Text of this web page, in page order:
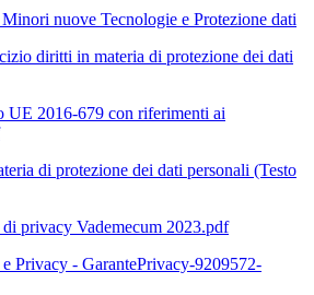
nuove Tecnologie e Protezione dati
diritti in materia di protezione dei dati
UE 2016-679 con riferimenti ai
di protezione dei dati personali (Testo
privacy Vademecum 2023.pdf
Privacy - GarantePrivacy-9209572-